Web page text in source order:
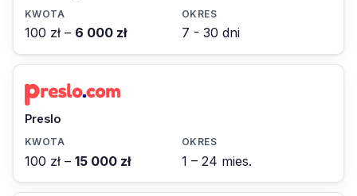
100 zł – 6 000 zł 7 - 30 dni
Preslo
100 zł – 15 000 zł 1 – 24 mies.